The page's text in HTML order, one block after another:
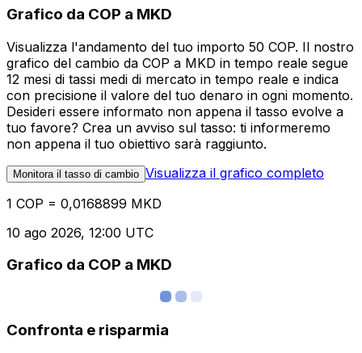
Grafico da COP a MKD
Visualizza l'andamento del tuo importo 50 COP. Il nostro
grafico del cambio da COP a MKD in tempo reale segue
12 mesi di tassi medi di mercato in tempo reale e indica
con precisione il valore del tuo denaro in ogni momento.
Desideri essere informato non appena il tasso evolve a
tuo favore? Crea un avviso sul tasso: ti informeremo
non appena il tuo obiettivo sarà raggiunto.
Monitora il tasso di cambio Visualizza il grafico completo
1 COP = 0,0168899 MKD
10 ago 2026, 12:00 UTC
Grafico da COP a MKD
Confronta e risparmia